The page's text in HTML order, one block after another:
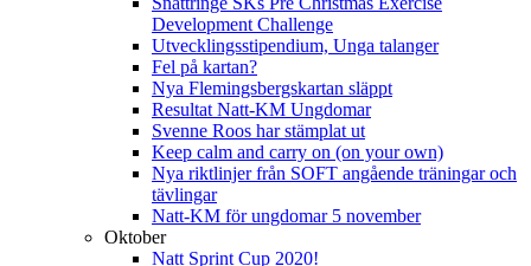
Development Challenge
Utvecklingsstipendium, Unga talanger
Fel på kartan?
Nya Flemingsbergskartan släppt
Resultat Natt-KM Ungdomar
Svenne Roos har stämplat ut
Keep calm and carry on (on your own)
Nya riktlinjer från SOFT angående träningar och
tävlingar
Natt-KM för ungdomar 5 november
Oktober
Natt Sprint Cup 2020!